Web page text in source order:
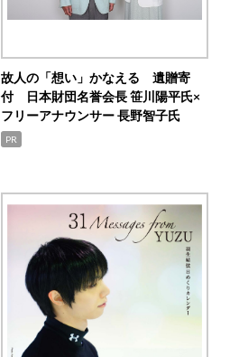
故人の「想い」かなえる 遺贈寄
付 日本財団名誉会長 笹川陽平氏×
フリーアナウンサー 長野智子氏
PR